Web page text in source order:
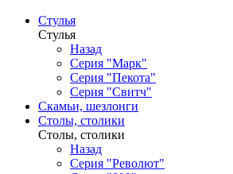
Стулья
Стулья
Назад
Серия "Марк"
Серия "Пекота"
Серия "Свитч"
Скамьи, шезлонги
Столы, столики
Столы, столики
Назад
Серия "Револют"